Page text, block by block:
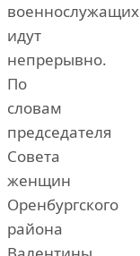
военнослужащих
идут
непрерывно.
По
словам
председателя
Совета
женщин
Оренбургского
района